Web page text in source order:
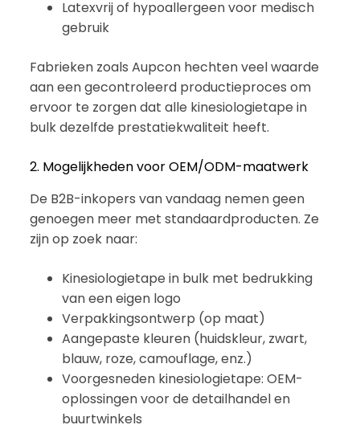
Latexvrij of hypoallergeen voor medisch
gebruik
Fabrieken zoals Aupcon hechten veel waarde
aan een gecontroleerd productieproces om
ervoor te zorgen dat alle kinesiologietape in
bulk dezelfde prestatiekwaliteit heeft.
2. Mogelijkheden voor OEM/ODM-maatwerk
De B2B-inkopers van vandaag nemen geen
genoegen meer met standaardproducten. Ze
zijn op zoek naar:
Kinesiologietape in bulk met bedrukking
van een eigen logo
Verpakkingsontwerp (op maat)
Aangepaste kleuren (huidskleur, zwart,
blauw, roze, camouflage, enz.)
Voorgesneden kinesiologietape: OEM-
oplossingen voor de detailhandel en
buurtwinkels